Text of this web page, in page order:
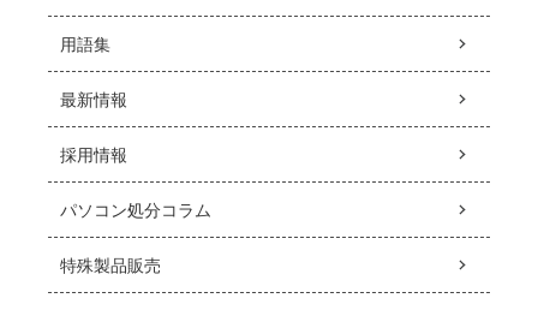
用語集
最新情報
採用情報
パソコン処分コラム
特殊製品販売